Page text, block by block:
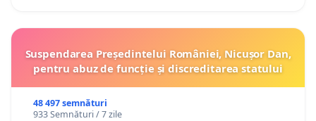
Suspendarea Președintelui României, Nicușor Dan,
pentru abuz de funcție și discreditarea statului
48 497 semnături
933 Semnături / 7 zile